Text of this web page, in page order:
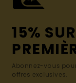
15%
Abonnez-vous
offres exclusives.